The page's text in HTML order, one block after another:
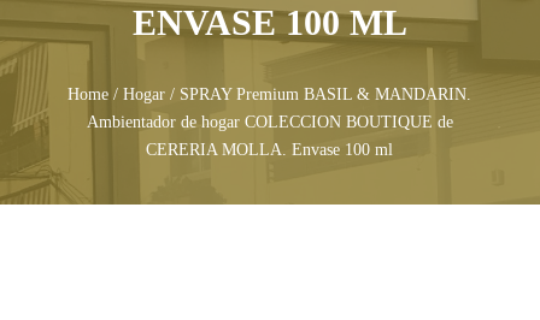
ENVASE 100 ML
Home /Hogar / SPRAY Premium BASIL & MANDARIN.
Ambientador de hogar COLECCION BOUTIQUE de
CERERIA MOLLA. Envase 100 ml